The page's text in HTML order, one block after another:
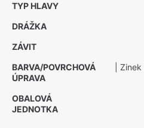
TYP HLAVY
DRÁŽKA
ZÁVIT
BARVA/POVRCHOVÁ
ÚPRAVA
| Zinek
OBALOVÁ
JEDNOTKA